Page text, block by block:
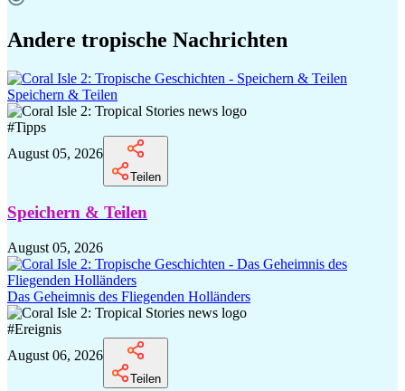
Andere tropische Nachrichten
Speichern & Teilen
#Tipps
August 05, 2026
Teilen
Speichern & Teilen
August 05, 2026
Das Geheimnis des Fliegenden Holländers
#Ereignis
August 06, 2026
Teilen